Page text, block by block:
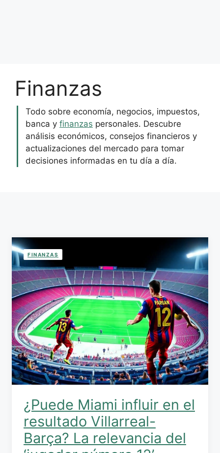
Finanzas
Todo sobre economía, negocios, impuestos,
banca y finanzas personales. Descubre
análisis económicos, consejos financieros y
actualizaciones del mercado para tomar
decisiones informadas en tu día a día.
FINANZAS
¿Puede Miami influir en el
resultado Villarreal-
Barça? La relevancia del